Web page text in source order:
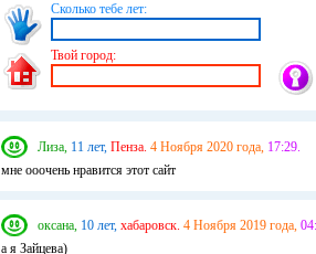
Сколько тебе лет:
Твой город:
Лиза, 11 лет, Пенза. 4 Ноября 2020 года, 17:29.
мне ооочень нравится этот сайт
оксана, 10 лет, хабаровск. 4 Ноября 2019 года,
а я Зайцева)